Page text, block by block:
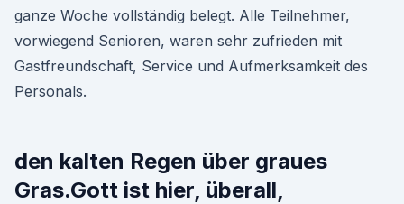
ganze Woche vollständig belegt. Alle Teilnehmer,
vorwiegend Senioren, waren sehr zufrieden mit
Gastfreundschaft, Service und Aufmerksamkeit des
Personals.
den kalten Regen über graues
Gras.Gott ist hier, überall,